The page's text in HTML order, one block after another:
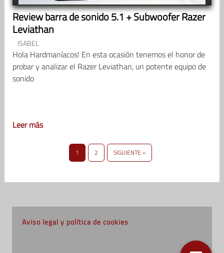
Review barra de sonido 5.1 + Subwoofer Razer
Leviathan
ISABEL
Hola Hardmaníacos! En esta ocasión tenemos el honor de
probar y analizar el Razer Leviathan, un potente equipo de
sonido
Leer más
1 2 SIGUIENTE »
Aviso legal y política de cookies